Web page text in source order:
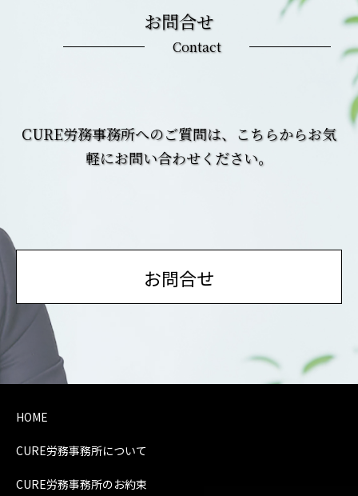
お問合せ
Contact
CURE労務事務所へのご質問は、こちらからお気
軽にお問い合わせください。
お問合せ
HOME
CURE労務事務所について
CURE労務事務所のお約束